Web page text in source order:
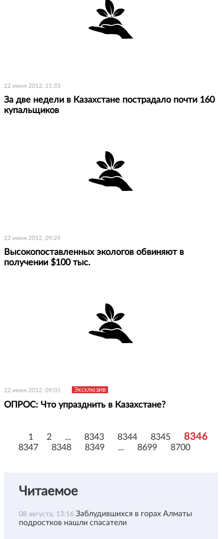
22 июня 2012, 11:33
За две недели в Казахстане пострадало почти 160
купальщиков
22 июня 2012, 09:24
Высокопоставленных экологов обвиняют в
получении $100 тыс.
22 июня 2012, 09:05 Эксклюзив
ОПРОС: Что упразднить в Казахстане?
1 2 ... 8343 8344 8345 8346
8347 8348 8349 ... 8699 8700
Читаемое
08 августа, 13:16 Заблудившихся в горах Алматы
подростков нашли спасатели